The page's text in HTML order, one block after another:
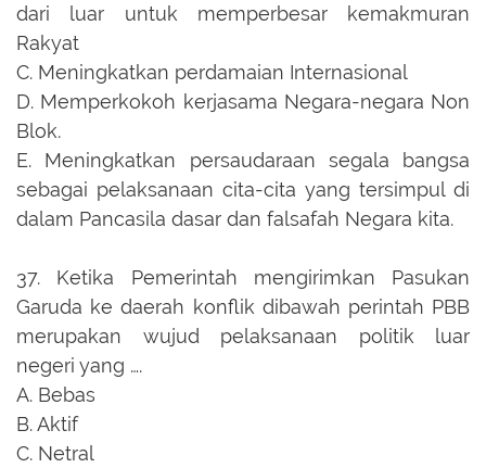
dari luar untuk memperbesar kemakmuran
Rakyat
C. Meningkatkan perdamaian Internasional
D. Memperkokoh kerjasama Negara-negara Non
Blok.
E.
Meningkatkan persaudaraan segala bangsa
sebagai pelaksanaan cita-cita yang tersimpul di
dalam Pancasila dasar dan falsafah Negara kita.
37.
Ketika Pemerintah mengirimkan Pasukan
Garuda ke daerah konflik dibawah perintah PBB
merupakan wujud pelaksanaan politik luar
negeri yang ….
A. Bebas
B.Aktif
C. Netral